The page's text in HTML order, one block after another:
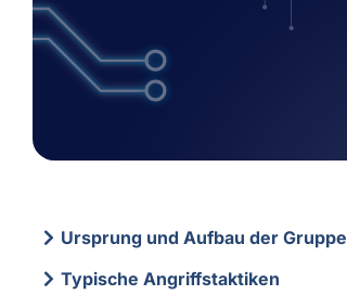
Ursprung und Aufbau der Gruppe
Typische Angriffstaktiken